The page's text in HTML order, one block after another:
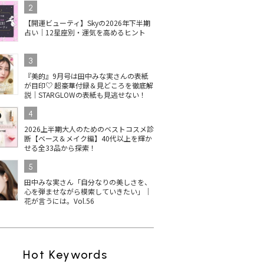
2
【開運ビューティ】Skyの2026年下半期
占い｜12星座別・運気を高めるヒント
3
『美的』9月号は田中みな実さんの表紙
が目印♡ 超豪華付録＆見どころを徹底解
説｜STARGLOWの表紙も見逃せない！
4
2026上半期大人のためのベストコスメ診
断【ベース＆メイク編】40代以上を輝か
せる全33品から探索！
5
田中みな実さん「自分なりの美しさを、
心を弾ませながら模索していきたい」｜
花が言うには。Vol.56
Hot Keywords